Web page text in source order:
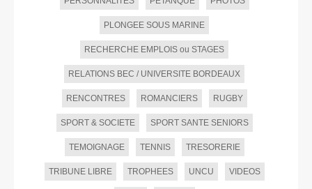
PLONGEE SOUS MARINE
RECHERCHE EMPLOIS ou STAGES
RELATIONS BEC / UNIVERSITE BORDEAUX
RENCONTRES ROMANCIERS RUGBY
SPORT & SOCIETE SPORT SANTE SENIORS
TEMOIGNAGE TENNIS TRESORERIE
TRIBUNE LIBRE TROPHEES UNCU VIDEOS